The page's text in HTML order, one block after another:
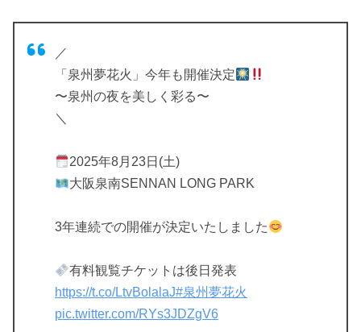
／
「泉州夢花火」今年も開催決定
〜泉州の夜を美しく彩る〜
＼
2025年8月23日(土)
大阪泉南SENNAN LONG PARK
3年連続での開催が決定いたしました
有料観覧チケットは後日発表
https://t.co/LtvBolalaJ#泉州夢花火
pic.twitter.com/RYs3JDZgV6